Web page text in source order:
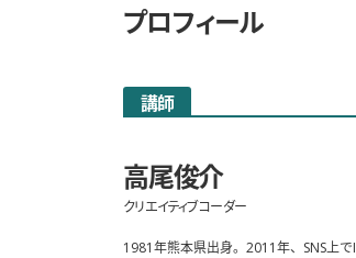
プロフィール
講師
高尾俊介
クリエイティブコーダー
1981年熊本県出身。2011年、SNS上